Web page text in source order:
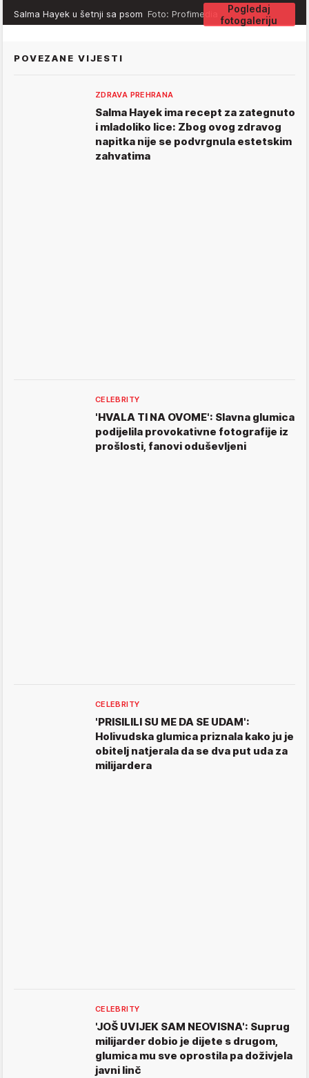
Pogledaj
fotogaleriju
Salma Hayek u šetnji sa psom Foto: Profimedia
POVEZANE VIJESTI
ZDRAVA PREHRANA
Salma Hayek ima recept za zategnuto
i mladoliko lice: Zbog ovog zdravog
napitka nije se podvrgnula estetskim
zahvatima
CELEBRITY
'HVALA TI NA OVOME': Slavna glumica
podijelila provokativne fotografije iz
prošlosti, fanovi oduševljeni
CELEBRITY
'PRISILILI SU ME DA SE UDAM':
Holivudska glumica priznala kako ju je
obitelj natjerala da se dva put uda za
milijardera
CELEBRITY
'JOŠ UVIJEK SAM NEOVISNA': Suprug
milijarder dobio je dijete s drugom,
glumica mu sve oprostila pa doživjela
javni linč